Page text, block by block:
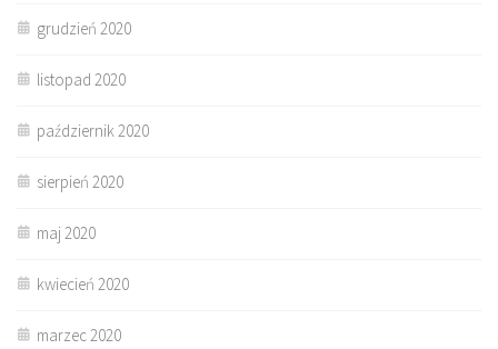
grudzień 2020
listopad 2020
październik 2020
sierpień 2020
maj 2020
kwiecień 2020
marzec 2020